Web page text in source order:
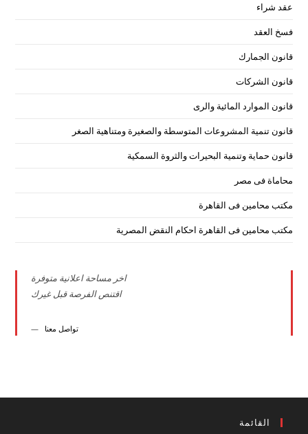
عقد شراء
فسخ العقد
قانون الجمارك
قانون الشركات
قانون الموارد المائية والرى
قانون تنمية المشروعات المتوسطة والصغيرة ومتناهية الصغر
قانون حماية وتنمية البحيرات والثروة السمكية
محاماة فى مصر
مكتب محامين فى القاهرة
مكتب محامين فى القاهرة احكام النقض المصرية
اخر مساحة اعلانية متوفرة
اقتنص الفرصة قبل غيرك
تواصل معنا
القائمة